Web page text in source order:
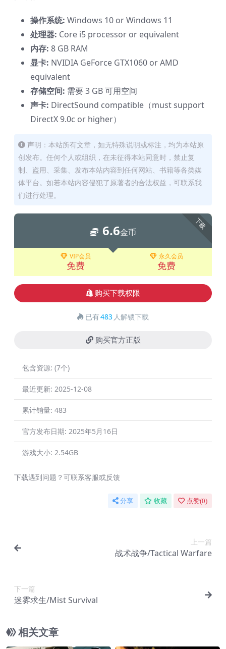
操作系统: Windows 10 or Windows 11
处理器: Core i5 processor or equivalent
内存: 8 GB RAM
显卡: NVIDIA GeForce GTX1060 or AMD
equivalent
存储空间: 需要 3 GB 可用空间
声卡: DirectSound compatible（must support
DirectX 9.0c or higher）
声明：本站所有文章，如无特殊说明或标注，均为本站原
创发布。任何个人或组织，在未征得本站同意时，禁止复
制、盗用、采集、发布本站内容到任何网站、书籍等各类媒
体平台。如若本站内容侵犯了原著者的合法权益，可联系我
们进行处理。
下载
6.6金币
VIP会员
免费
永久会员
免费
购买下载权限
已有483 人解锁下载
购买官方正版
包含资源: (7个)
最近更新: 2025-12-08
累计销量: 483
官方发布日期: 2025年5月16日
游戏大小: 2.54GB
下载遇到问题？可联系客服或反馈
分享 收藏 点赞(0)
上一篇
战术战争/Tactical Warfare
下一篇
迷雾求生/Mist Survival
相关文章